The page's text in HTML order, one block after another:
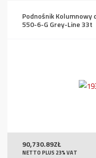
Podnośnik Kolumnowy
550-6-G Grey-Line 33t
90,730.89ZŁ
NETTO PLUS 23% VAT